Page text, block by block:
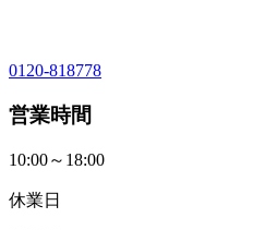
0120-818778
営業時間
10:00～18:00
休業日